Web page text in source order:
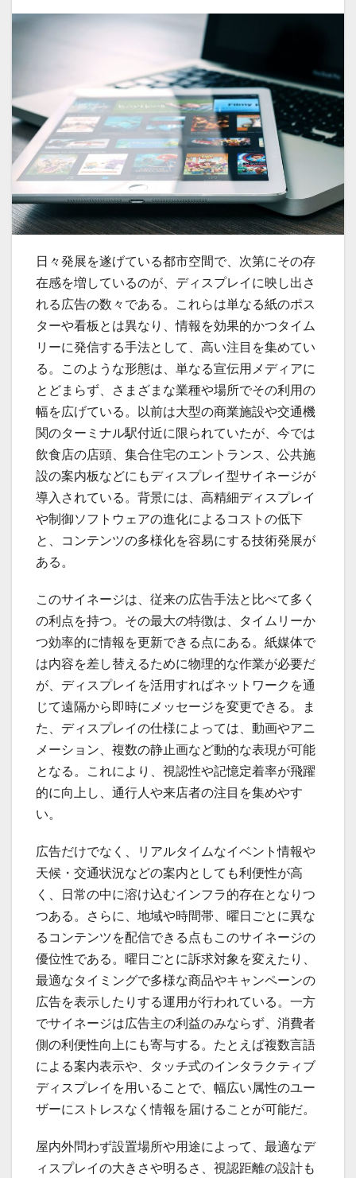
日々発展を遂げている都市空間で、次第にその存
在感を増しているのが、ディスプレイに映し出さ
れる広告の数々である。
これらは単なる紙のポス
ターや看板とは異なり、情報を効果的かつタイム
リーに発信する手法として、高い注目を集めてい
る。このような形態は、単なる宣伝用メディアに
とどまらず、さまざまな業種や場所でその利用の
幅を広げている。以前は大型の商業施設や交通機
関のターミナル駅付近に限られていたが、今では
飲食店の店頭、集合住宅のエントランス、公共施
設の案内板などにもディスプレイ型サイネージが
導入されている。背景には、高精細ディスプレイ
や制御ソフトウェアの進化によるコストの低下
と、コンテンツの多様化を容易にする技術発展が
ある。
このサイネージは、従来の広告手法と比べて多く
の利点を持つ。その最大の特徴は、タイムリーか
つ効率的に情報を更新できる点にある。紙媒体で
は内容を差し替えるために物理的な作業が必要だ
が、ディスプレイを活用すればネットワークを通
じて遠隔から即時にメッセージを変更できる。ま
た、ディスプレイの仕様によっては、動画やアニ
メーション、複数の静止画など動的な表現が可能
となる。これにより、視認性や記憶定着率が飛躍
的に向上し、通行人や来店者の注目を集めやす
い。
広告だけでなく、リアルタイムなイベント情報や
天候・交通状況などの案内としても利便性が高
く、日常の中に溶け込むインフラ的存在となりつ
つある。さらに、地域や時間帯、曜日ごとに異な
るコンテンツを配信できる点もこのサイネージの
優位性である。曜日ごとに訴求対象を変えたり、
最適なタイミングで多様な商品やキャンペーンの
広告を表示したりする運用が行われている。一方
でサイネージは広告主の利益のみならず、消費者
側の利便性向上にも寄与する。たとえば複数言語
による案内表示や、タッチ式のインタラクティブ
ディスプレイを用いることで、幅広い属性のユー
ザーにストレスなく情報を届けることが可能だ。
屋内外問わず設置場所や用途によって、最適なデ
ィスプレイの大きさや明るさ、視認距離の設計も